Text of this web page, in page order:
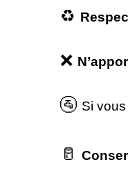
♻️
❌
🚰 Si
🥛